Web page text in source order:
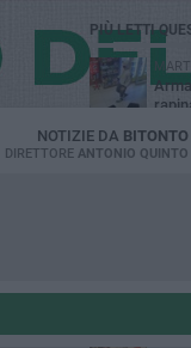
NOTIZIE DA BITONTO
DIRETTORE ANTONIO QUINTO
PIÙ LETTI